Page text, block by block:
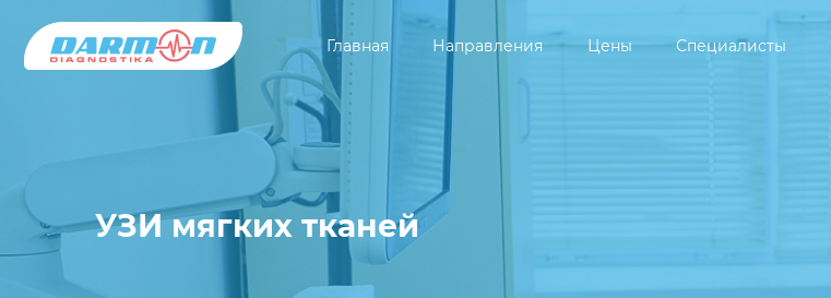
Главная Направления Цены Специалисты
УЗИ мягких тканей